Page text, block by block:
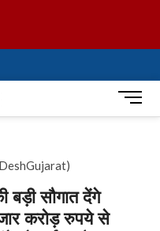
M
e
सौगात देंगे
करोड़ रुपये से